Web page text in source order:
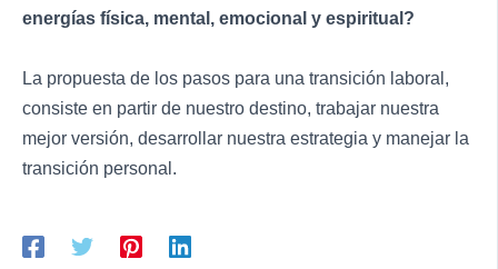
energías física, mental, emocional y espiritual?
La propuesta de los pasos para una transición laboral,
consiste en partir de nuestro destino, trabajar nuestra
mejor versión, desarrollar nuestra estrategia y manejar la
transición personal.